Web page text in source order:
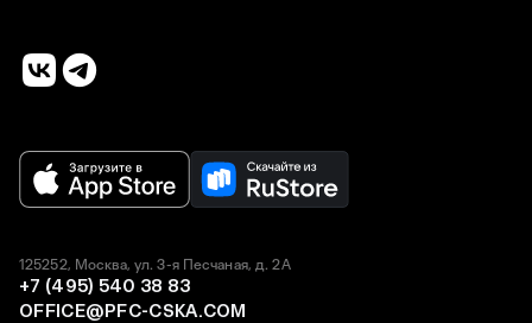
125252, Москва, ул. 3-я Песчаная, д. 2А
+7 (495) 540 38 83
OFFICE@PFC-CSKA.COM